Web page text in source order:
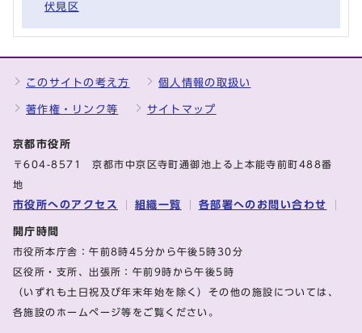
伏見区
このサイトの考え方 個人情報の取扱い
著作権・リンク等 サイトマップ
京都市役所
〒604-8571 京都市中京区寺町通御池上る上本能寺前町488番
地
市役所へのアクセス 組織一覧 各部署へのお問い合わせ
開庁時間
市役所本庁舎：午前8時45分から午後5時30分
区役所・支所、出張所：午前9時から午後5時
（いずれも土日祝及び年末年始を除く）その他の施設については、
各施設のホームページ等をご覧ください。